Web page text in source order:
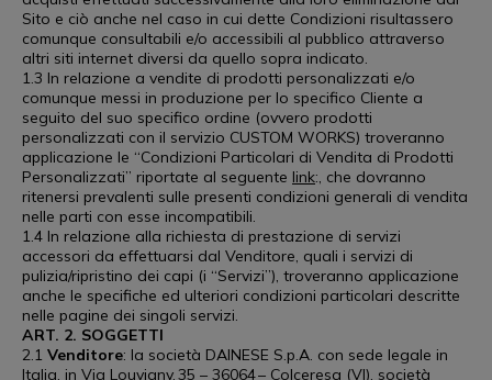
Sito e ciò anche nel caso in cui dette Condizioni risultassero
comunque consultabili e/o accessibili al pubblico attraverso
altri siti internet diversi da quello sopra indicato.
1.3 In relazione a vendite di prodotti personalizzati e/o
comunque messi in produzione per lo specifico Cliente a
seguito del suo specifico ordine (ovvero prodotti
personalizzati con il servizio CUSTOM WORKS) troveranno
applicazione le “Condizioni Particolari di Vendita di Prodotti
Personalizzati” riportate al seguente link:, che dovranno
ritenersi prevalenti sulle presenti condizioni generali di vendita
nelle parti con esse incompatibili.
1.4 In relazione alla richiesta di prestazione di servizi
accessori da effettuarsi dal Venditore, quali i servizi di
pulizia/ripristino dei capi (i “Servizi”), troveranno applicazione
anche le specifiche ed ulteriori condizioni particolari descritte
nelle pagine dei singoli servizi.
ART. 2. SOGGETTI
2.1 Venditore: la società DAINESE S.p.A. con sede legale in
Italia, in Via Louvigny, 35 – 36064 – Colceresa (VI), società